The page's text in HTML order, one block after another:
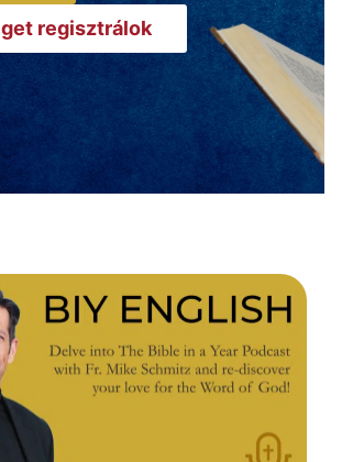
regisztrálok